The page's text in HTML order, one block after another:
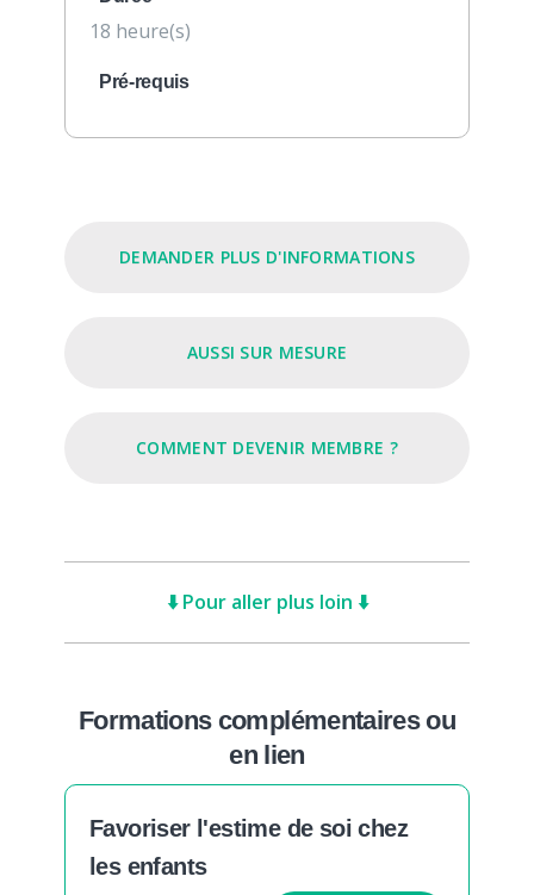
18 heure(s)
Pré-requis
DEMANDER PLUS D'INFORMATIONS
AUSSI SUR MESURE
COMMENT DEVENIR MEMBRE ?
⬇️ Pour aller plus loin ⬇️
Formations complémentaires ou
en lien
Favoriser l'estime de soi chez
les enfants